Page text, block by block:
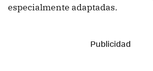
especialmente adaptadas.